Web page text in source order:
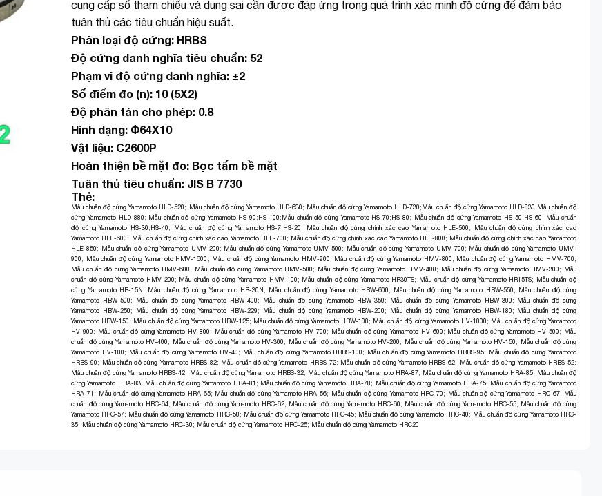
cung cấp số tham chiếu và dung sai cần được đáp ứng trong quá trình xác minh độ cứng để đảm bảo
tuân thủ các tiêu chuẩn hiệu suất.
Phân loại độ cứng: HRBS
Độ cứng danh nghĩa tiêu chuẩn: 52
Phạm vi độ cứng danh nghĩa: ±2
Số điểm đo (n): 10 (5X2)
Độ phân tán cho phép: 0.8
Hình dạng: Φ64X10
Vật liệu: C2600P
Hoàn thiện bề mặt đo: Bọc tấm bề ​​mặt
Tuân thủ tiêu chuẩn: JIS B 7730
Thẻ:
Mẫu chuẩn độ cứng Yamamoto HLD-520; Mẫu chuẩn độ cứng Yamamoto HLD-630; Mẫu chuẩn độ cứng Yamamoto HLD-730;Mẫu chuẩn độ cứng Yamamoto HLD-830;Mẫu chuẩn độ
cứng Yamamoto HLD-880; Mẫu chuẩn độ cứng Yamamoto HS-90;HS-100;Mẫu chuẩn độ cứng Yamamoto HS-70;HS-80; Mẫu chuẩn độ cứng Yamamoto HS-50;HS-60; Mẫu chuẩn
độ cứng Yamamoto HS-30;HS-40; Mẫu chuẩn độ cứng Yamamoto HS-7;HS-20; Mẫu chuẩn độ cứng chính xác cao Yamamoto HLE-500;
Mẫu chuẩn độ cứng chính xác cao
Yamamoto HLE-600; Mẫu chuẩn độ cứng chính xác cao Yamamoto HLE-700; Mẫu chuẩn độ cứng chính xác cao Yamamoto HLE-800; Mẫu chuẩn độ cứng chính xác cao Yamamoto
HLE-850; Mẫu chuẩn độ cứng Yamamoto UMV-200; Mẫu chuẩn độ cứng Yamamoto UMV-500; Mẫu chuẩn độ cứng Yamamoto UMV-700; Mẫu chuẩn độ cứng Yamamoto UMV-
900; Mẫu chuẩn độ cứng Yamamoto HMV-1600 ; Mẫu chuẩn độ cứng Yamamoto HMV-900; Mẫu chuẩn độ cứng Yamamoto HMV-800; Mẫu chuẩn độ cứng Yamamoto HMV-700;
Mẫu chuẩn độ cứng Yamamoto HMV-600; Mẫu chuẩn độ cứng Yamamoto HMV-500; Mẫu chuẩn độ cứng Yamamoto HMV-400; Mẫu chuẩn độ cứng Yamamoto HMV-300; Mẫu
chuẩn độ cứng Yamamoto HMV-200; Mẫu chuẩn độ cứng Yamamoto HMV-100; Mẫu chuẩn độ cứng Yamamoto HR30TS; Mẫu chuẩn độ cứng Yamamoto HR15TS; Mẫu chuẩn độ
cứng Yamamoto HR-15N; Mẫu chuẩn độ cứng Yamamoto HR-30N; Mẫu chuẩn độ cứng Yamamoto HBW-600; Mẫu chuẩn độ cứng Yamamoto HBW-550; Mẫu chuẩn độ cứng
Yamamoto HBW-500; Mẫu chuẩn độ cứng Yamamoto HBW-400; Mẫu chuẩn độ cứng Yamamoto HBW-350; Mẫu chuẩn độ cứng Yamamoto HBW-300; Mẫu chuẩn độ cứng
Yamamoto HBW-250; Mẫu chuẩn độ cứng Yamamoto HBW-229; Mẫu chuẩn độ cứng Yamamoto HBW-200; Mẫu chuẩn độ cứng Yamamoto HBW-180; Mẫu chuẩn độ cứng
Yamamoto HBW-150; Mẫu chuẩn độ cứng Yamamoto HBW-125; Mẫu chuẩn độ cứng Yamamoto HBW-100; Mẫu chuẩn độ cứng Yamamoto HV-1000; Mẫu chuẩn độ cứng Yamamoto
HV-900; Mẫu chuẩn độ cứng Yamamoto HV-800; Mẫu chuẩn độ cứng Yamamoto HV-700; Mẫu chuẩn độ cứng Yamamoto HV-600; Mẫu chuẩn độ cứng Yamamoto HV-500; Mẫu
chuẩn độ cứng Yamamoto HV-400; Mẫu chuẩn độ cứng Yamamoto HV-300; Mẫu chuẩn độ cứng Yamamoto HV-200; Mẫu chuẩn độ cứng Yamamoto HV-150; Mẫu chuẩn độ cứng
Yamamoto HV-100; Mẫu chuẩn độ cứng Yamamoto HV-40; Mẫu chuẩn độ cứng Yamamoto HRBS-100; Mẫu chuẩn độ cứng Yamamoto HRBS-95; Mẫu chuẩn độ cứng Yamamoto
HRBS-90; Mẫu chuẩn độ cứng Yamamoto HRBS-82; Mẫu chuẩn độ cứng Yamamoto HRBS-72; Mẫu chuẩn độ cứng Yamamoto HRBS-62; Mẫu chuẩn độ cứng Yamamoto HRBS-52;
Mẫu chuẩn độ cứng Yamamoto HRBS-42; Mẫu chuẩn độ cứng Yamamoto HRBS-32; Mẫu chuẩn độ cứng Yamamoto HRA-87; Mẫu chuẩn độ cứng Yamamoto HRA-85; Mẫu chuẩn độ
cứng Yamamoto HRA-83; Mẫu chuẩn độ cứng Yamamoto HRA-81 ; Mẫu chuẩn độ cứng Yamamoto HRA-78; Mẫu chuẩn độ cứng Yamamoto HRA-75; Mẫu chuẩn độ cứng Yamamoto
HRA-71 ; Mẫu chuẩn độ cứng Yamamoto HRA-65; Mẫu chuẩn độ cứng Yamamoto HRA-56; Mẫu chuẩn độ cứng Yamamoto HRC-70; Mẫu chuẩn độ cứng Yamamoto HRC-67; Mẫu
chuẩn độ cứng Yamamoto HRC-64; Mẫu chuẩn độ cứng Yamamoto HRC-62; Mẫu chuẩn độ cứng Yamamoto HRC-60; Mẫu chuẩn độ cứng Yamamoto HRC-55; Mẫu chuẩn độ cứng
Yamamoto HRC-57; Mẫu chuẩn độ cứng Yamamoto HRC-50; Mẫu chuẩn độ cứng Yamamoto HRC-45; Mẫu chuẩn độ cứng Yamamoto HRC-40; Mẫu chuẩn độ cứng Yamamoto HRC-
35; Mẫu chuẩn độ cứng Yamamoto HRC-30; Mẫu chuẩn độ cứng Yamamoto HRC-25; Mẫu chuẩn độ cứng Yamamoto HRC20